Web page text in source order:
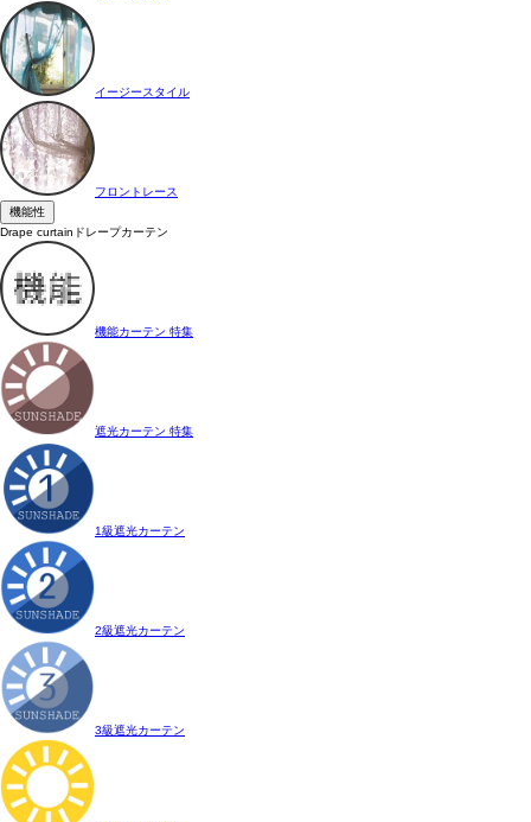
イージースタイル
フロントレース
機能性
Drape curtain ドレープカーテン
機能カーテン 特集
遮光カーテン 特集
1級遮光カーテン
2級遮光カーテン
3級遮光カーテン